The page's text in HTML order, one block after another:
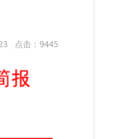
23 点击：9445